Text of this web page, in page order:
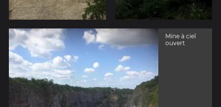
Mine à ciel
ouvert